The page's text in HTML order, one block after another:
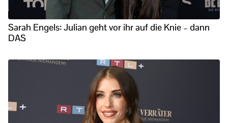
Sarah Engels: Julian geht vor ihr auf die Knie – dann
DAS